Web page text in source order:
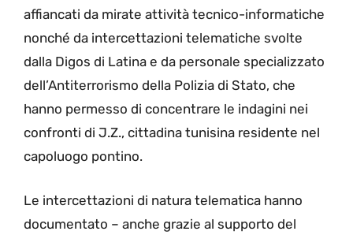
affiancati da mirate attività tecnico-informatiche
nonché da intercettazioni telematiche svolte
dalla Digos di Latina e da personale specializzato
dell’Antiterrorismo della Polizia di Stato, che
hanno permesso di concentrare le indagini nei
confronti di J.Z., cittadina tunisina residente nel
capoluogo pontino.
Le intercettazioni di natura telematica hanno
documentato – anche grazie al supporto del